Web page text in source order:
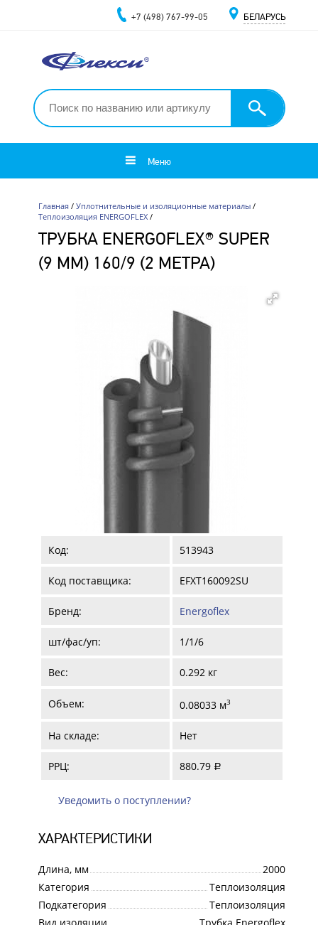
+7 (498) 767-99-05 БЕЛАРУСЬ
Меню
Главная/ Уплотнительные и изоляционные материалы/
Теплоизоляция ENERGOFLEX/
ТРУБКА ENERGOFLEX® SUPER
(9 ММ) 160/9 (2 МЕТРА)
Код: 513943
Код поставщика: EFXT160092SU
Бренд: Energoflex
шт/фас/уп: 1/1/6
Вес: 0.292 кг
Объем: 0.08033 м3
На складе: Нет
РРЦ: 880.79 a
Уведомить о поступлении?
ХАРАКТЕРИСТИКИ
Длина, мм
2000
Категория
Теплоизоляция
Подкатегория
Теплоизоляция